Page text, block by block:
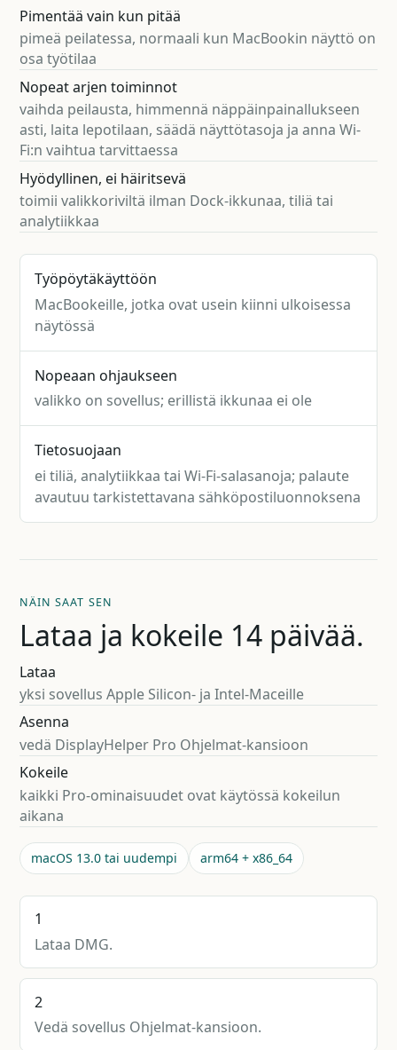
Pimentää vain kun pitää
pimeä peilatessa, normaali kun MacBookin näyttö on
osa työtilaa
Nopeat arjen toiminnot
vaihda peilausta, himmennä näppäinpainallukseen
asti, laita lepotilaan, säädä näyttötasoja ja anna Wi-
Fi:n vaihtua tarvittaessa
Hyödyllinen, ei häiritsevä
toimii valikkoriviltä ilman Dock-ikkunaa, tiliä tai
analytiikkaa
Työpöytäkäyttöön
MacBookeille, jotka ovat usein kiinni ulkoisessa
näytössä
Nopeaan ohjaukseen
valikko on sovellus; erillistä ikkunaa ei ole
Tietosuojaan
ei tiliä, analytiikkaa tai Wi-Fi-salasanoja; palaute
avautuu tarkistettavana sähköpostiluonnoksena
NÄIN SAAT SEN
Lataa ja kokeile 14 päivää.
Lataa
yksi sovellus Apple Silicon- ja Intel-Maceille
Asenna
vedä DisplayHelper Pro Ohjelmat-kansioon
Kokeile
kaikki Pro-ominaisuudet ovat käytössä kokeilun
aikana
macOS 13.0 tai uudempi arm64 + x86_64
1
Lataa DMG.
2
Vedä sovellus Ohjelmat-kansioon.